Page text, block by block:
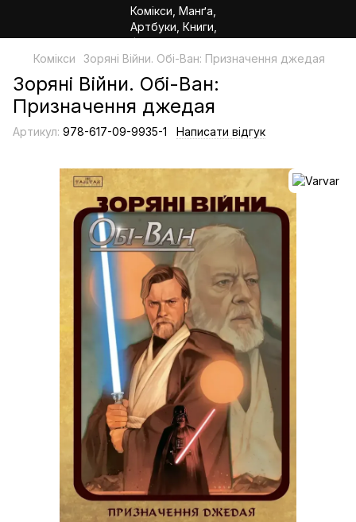
Комікси Зоряні Війни. Обі-Ван: Призначення джедая
Зоряні Війни. Обі-Ван:
Призначення джедая
Артикул: 978-617-09-9935-1 Написати відгук